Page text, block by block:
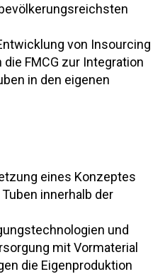
von Insourcing
FMCG zur Integration
in den eigenen
eines Konzeptes
innerhalb der
und
mit Vormaterial
die Eigenproduktion